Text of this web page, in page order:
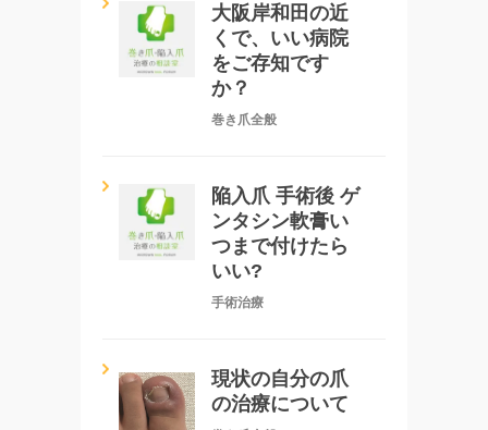
大阪岸和田の近
くで、いい病院
をご存知です
か？
巻き爪全般
陥入爪 手術後 ゲ
ンタシン軟膏い
つまで付けたら
いい?
手術治療
現状の自分の爪
の治療について